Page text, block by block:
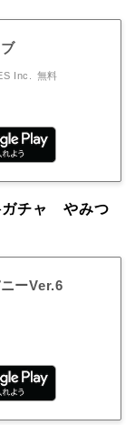
Inc. 無料
ガチャ やみつ
ーVer.6